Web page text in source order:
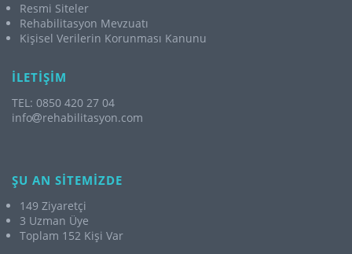
Resmi Siteler
Rehabilitasyon Mevzuatı
Kişisel Verilerin Korunması Kanunu
İLETİŞİM
TEL: 0850 420 27 04
info
rehabilitasyon.com
ŞU AN SİTEMİZDE
149 Ziyaretçi
3 Uzman Üye
Toplam 152 Kişi Var